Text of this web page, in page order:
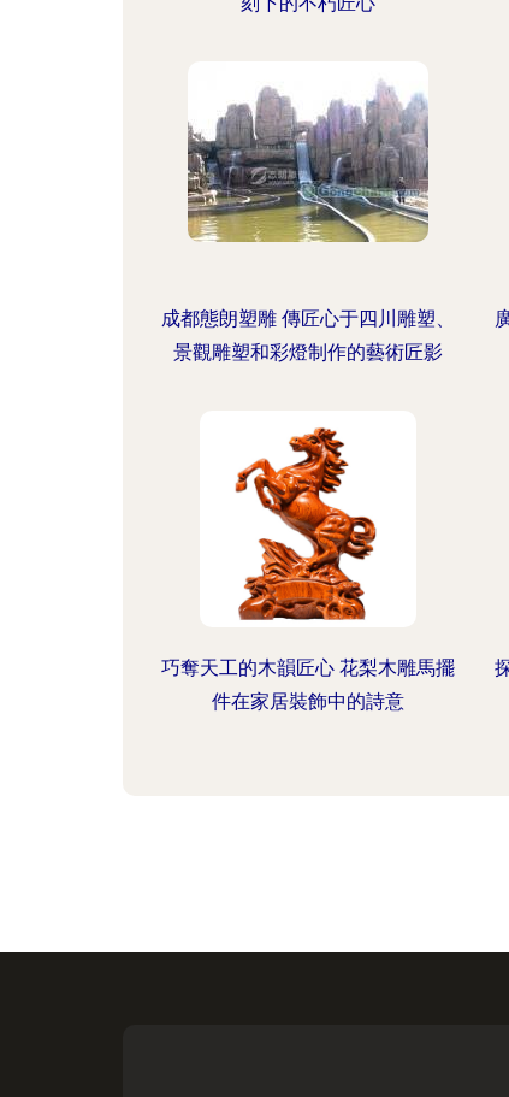
成都態朗塑雕 傳匠心于四川雕塑、
景觀雕塑和彩燈制作的藝術匠影
巧奪天工的木韻匠心 花梨木雕馬擺
件在家居裝飾中的詩意